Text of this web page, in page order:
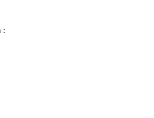
: